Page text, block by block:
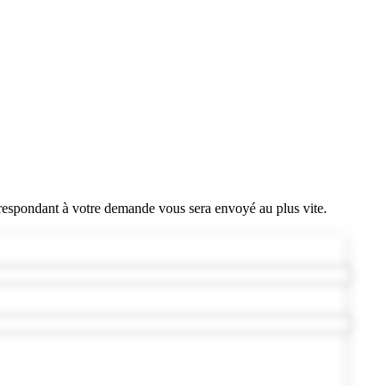
à votre demande vous sera envoyé au plus vite.